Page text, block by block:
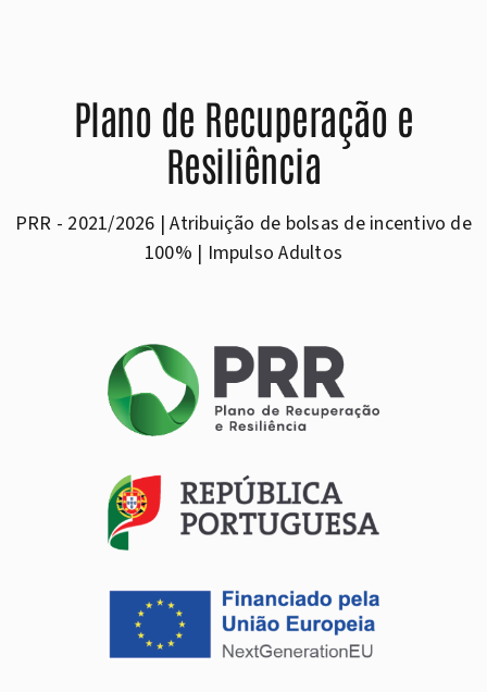
Plano de Recuperação e
Resiliência
PRR - 2021/2026 | Atribuição de bolsas de incentivo de
100% | Impulso Adultos